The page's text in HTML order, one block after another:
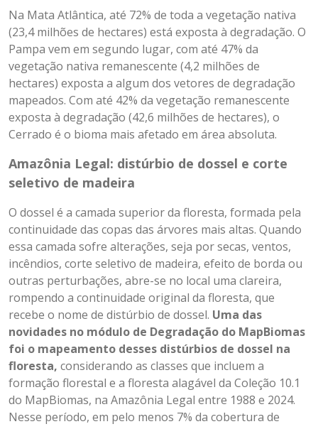
Na Mata Atlântica, até 72% de toda a vegetação nativa
(23,4 milhões de hectares) está exposta à degradação. O
Pampa vem em segundo lugar, com até 47% da
vegetação nativa remanescente (4,2 milhões de
hectares) exposta a algum dos vetores de degradação
mapeados. Com até 42% da vegetação remanescente
exposta à degradação (42,6 milhões de hectares), o
Cerrado é o bioma mais afetado em área absoluta.
Amazônia Legal: distúrbio de dossel e corte
seletivo de madeira
O dossel é a camada superior da floresta, formada pela
continuidade das copas das árvores mais altas. Quando
essa camada sofre alterações, seja por secas, ventos,
incêndios, corte seletivo de madeira, efeito de borda ou
outras perturbações, abre-se no local uma clareira,
rompendo a continuidade original da floresta, que
recebe o nome de distúrbio de dossel. Uma das
novidades no módulo de Degradação do MapBiomas
foi o mapeamento desses distúrbios de dossel na
floresta, considerando as classes que incluem a
formação florestal e a floresta alagável da Coleção 10.1
do MapBiomas, na Amazônia Legal entre 1988 e 2024.
Nesse período, em pelo menos 7% da cobertura de